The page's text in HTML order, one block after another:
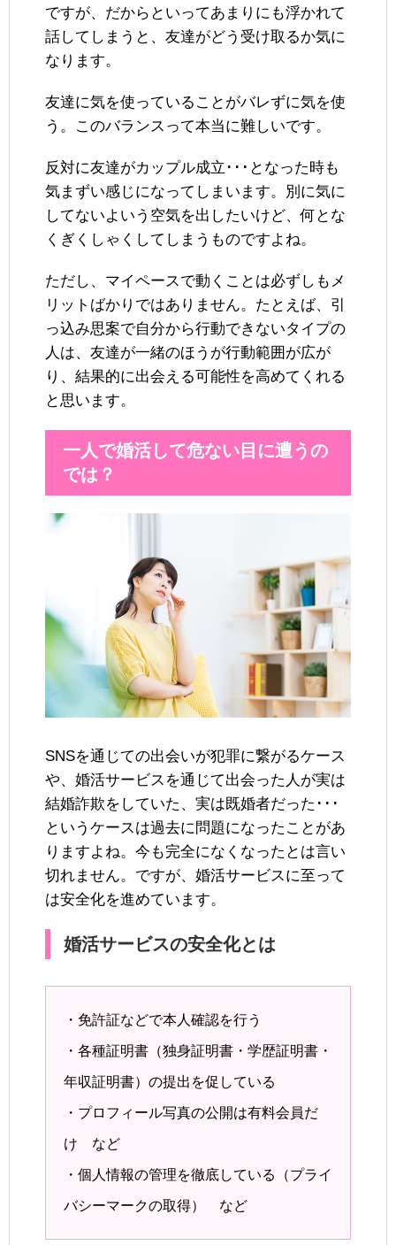
ですが、だからといってあまりにも浮かれて
話してしまうと、友達がどう受け取るか気に
なります。
友達に気を使っていることがバレずに気を使
う。このバランスって本当に難しいです。
反対に友達がカップル成立･･･となった時も
気まずい感じになってしまいます。別に気に
してないよいう空気を出したいけど、何とな
くぎくしゃくしてしまうものですよね。
ただし、マイペースで動くことは必ずしもメ
リットばかりではありません。たとえば、引
っ込み思案で自分から行動できないタイプの
人は、友達が一緒のほうが行動範囲が広が
り、結果的に出会える可能性を高めてくれる
と思います。
一人で婚活して危ない目に遭うの
では？
SNSを通じての出会いが犯罪に繋がるケース
や、婚活サービスを通じて出会った人が実は
結婚詐欺をしていた、実は既婚者だった･･･
というケースは過去に問題になったことがあ
りますよね。今も完全になくなったとは言い
切れません。ですが、婚活サービスに至って
は安全化を進めています。
婚活サービスの安全化とは
・免許証などで本人確認を行う
・各種証明書（独身証明書・学歴証明書・
年収証明書）の提出を促している
・プロフィール写真の公開は有料会員だ
け など
・個人情報の管理を徹底している（プライ
バシーマークの取得） など